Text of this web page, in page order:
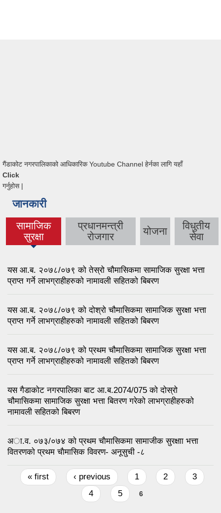
गैंडाकोट नगरपालिकाको आधिकारिक Youtube Channel हेर्नका लागि यहाँ
Click
गर्नुहोस |
जानकारी
सामाजिक
सुरक्षा
(active tab)
प्रधानमन्त्री
रोजगार
योजना
विधुतीय
सेवा
यस आ.ब. २०७८/०७९ को तेस्रो चौमासिकमा सामाजिक सुरक्षा भत्ता
प्राप्त गर्ने लाभग्राहीहरुको नामावली सहितको बिबरण
यस आ.ब. २०७८/०७९ को दोश्रो चौमासिकमा सामाजिक सुरक्षा भत्ता
प्राप्त गर्ने लाभग्राहीहरुको नामावली सहितको बिबरण
यस आ.ब. २०७८/०७९ को प्रथम चौमासिकमा सामाजिक सुरक्षा भत्ता
प्राप्त गर्ने लाभग्राहीहरुको नामावली सहितको बिबरण
यस गैडाकोट नगरपालिका बाट आ.ब.2074/075 को दोस्रो
चौमासिकमा सामाजिक सुरक्षा भत्ता बितरण गरेको लाभग्राहीहरुको
नामावली सहितको बिबरण
अा.व. ०७३/०७४ काे प्रथम चाैमासिकमा सामाजीक सुरक्षाा भत्ता
वितरणकाे प्रथम चाैमासिक विवरण- अनूसुची -८
Pages
« first ‹ previous 1 2
3
4
5 6